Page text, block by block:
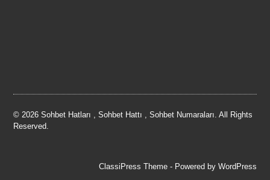
© 2026 Sohbet Hatları , Sohbet Hattı , Sohbet Numaraları. All Rights
Reserved.
ClassiPress Theme- Powered by WordPress